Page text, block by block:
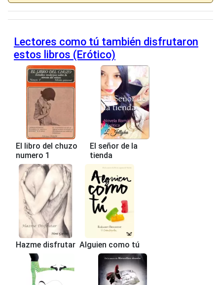
Lectores como tú también disfrutaron
estos libros (Erótico)
El libro del chuzo
numero 1
El señor de la
tienda
Hazme disfrutar Alguien como tú